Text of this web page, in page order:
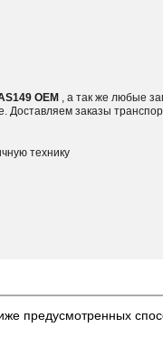
OEM , а так же любые
Доставляем заказы
технику
предусмотренных